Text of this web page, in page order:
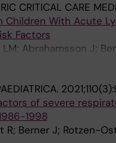
CRITICAL CARE
Children With Acute
Factors
LM; Abrahamsson J;
K; Nilsson A;
of severe
1998
R; Berner J; Rotzen-